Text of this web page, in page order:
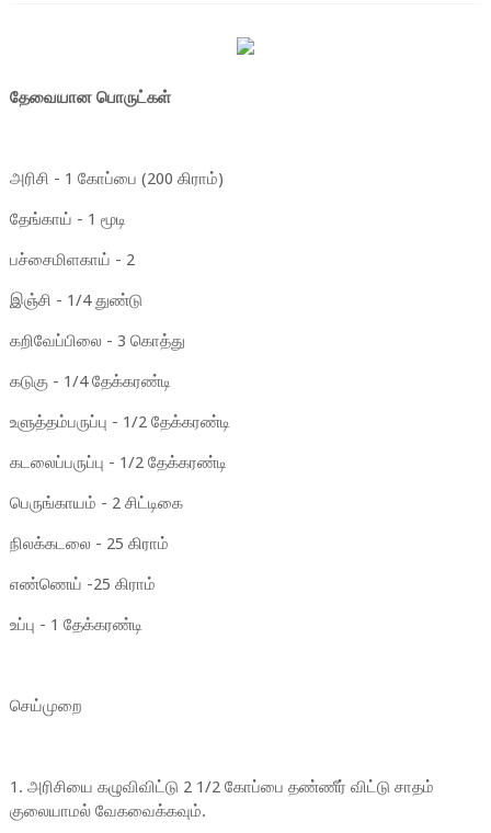
தேவையான பொருட்கள்
அரிசி - 1 கோப்பை (200 கிராம்)
தேங்காய் - 1 மூடி
பச்சைமிளகாய் - 2
இஞ்சி - 1/4 துண்டு
கறிவேப்பிலை - 3 கொத்து
கடுகு - 1/4 தேக்கரண்டி
உளுத்தம்பருப்பு - 1/2 தேக்கரண்டி
கடலைப்பருப்பு - 1/2 தேக்கரண்டி
பெருங்காயம் - 2 சிட்டிகை
நிலக்கடலை - 25 கிராம்
எண்ணெய் -25 கிராம்
உப்பு - 1 தேக்கரண்டி
செய்முறை
1. அரிசியை கழுவிவிட்டு 2 1/2 கோப்பை தண்ணீர் விட்டு சாதம்
குலையாமல் வேகவைக்கவும்.